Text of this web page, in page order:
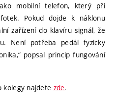
mobilní telefon, který při
Pokud dojde k náklonu
zařízení do klavíru signál, že
Není potřeba pedál fyzicky
popsal princip fungování
kolegy najdete zde.